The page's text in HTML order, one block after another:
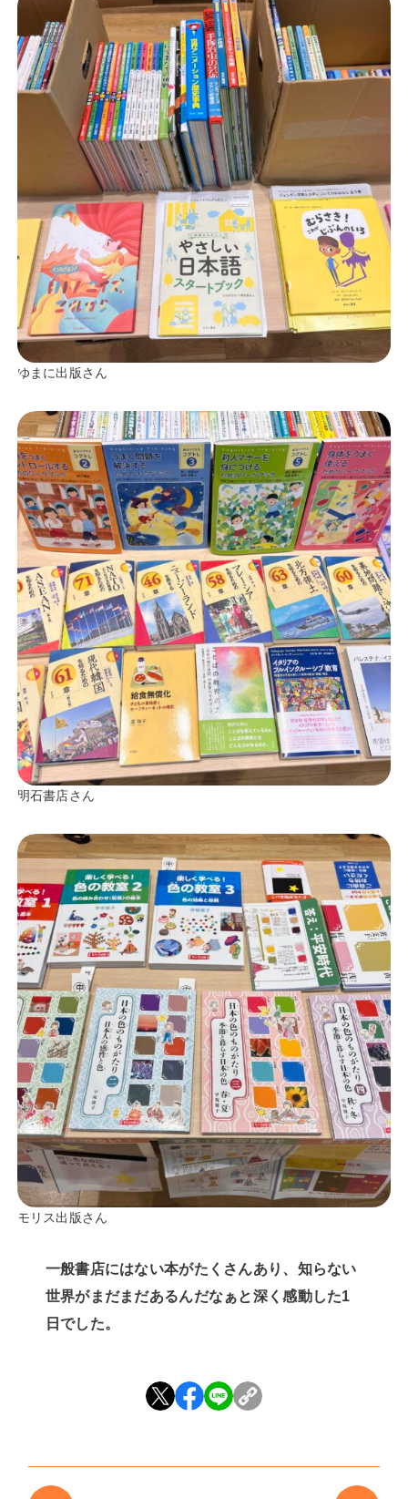
ゆまに出版さん
明石書店さん
モリス出版さん
一般書店にはない本がたくさんあり、知らない
世界がまだまだあるんだなぁと深く感動した1
日でした。